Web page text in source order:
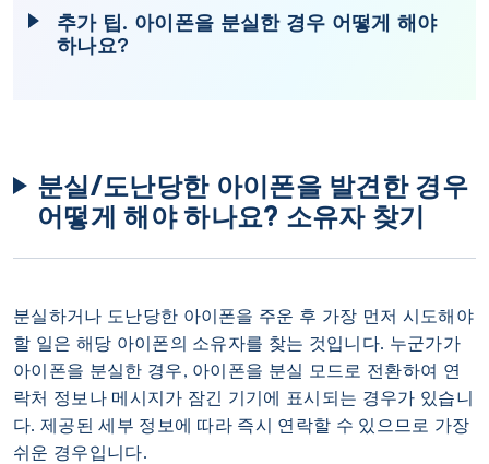
추가 팁. 아이폰을 분실한 경우 어떻게 해야
하나요?
분실/도난당한 아이폰을 발견한 경우
어떻게 해야 하나요? 소유자 찾기
분실하거나 도난당한 아이폰을 주운 후 가장 먼저 시도해야
할 일은 해당 아이폰의 소유자를 찾는 것입니다. 누군가가
아이폰을 분실한 경우, 아이폰을 분실 모드로 전환하여 연
락처 정보나 메시지가 잠긴 기기에 표시되는 경우가 있습니
다. 제공된 세부 정보에 따라 즉시 연락할 수 있으므로 가장
쉬운 경우입니다.